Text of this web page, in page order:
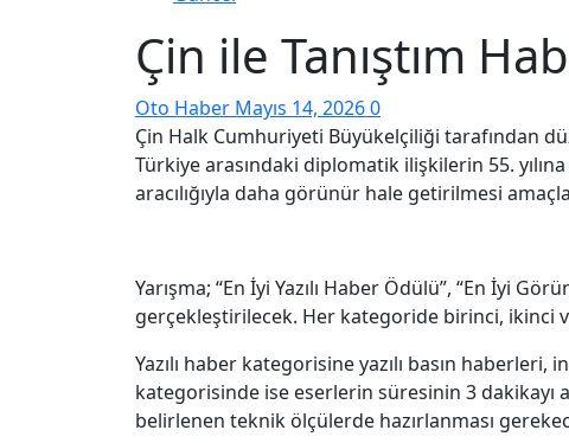
Çin ile Tanıştım
Oto Haber Mayıs 14, 20260
Çin Halk Cumhuriyeti Büyükelçiliği tarafından
Türkiye arasındaki diplomatik ilişkilerin 55.
aracılığıyla daha görünür hale getirilmesi
Yarışma; “En İyi Yazılı Haber Ödülü”, “En İyi
gerçekleştirilecek. Her kategoride birinci, ikinci
Yazılı haber kategorisine yazılı basın
kategorisinde ise eserlerin süresinin 3 dakikayı
belirlenen teknik ölçülerde hazırlanması